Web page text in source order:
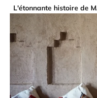
L'étonnante histoire de